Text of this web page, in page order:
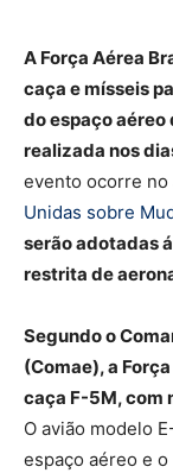
A Força Aérea
caça e mísseis
do espaço aéreo
realizada nos
evento ocorre no
Unidas sobre
serão adotadas
restrita de
Segundo o
(Comae), a
caça F-5M, com
O avião modelo
espaço aéreo e